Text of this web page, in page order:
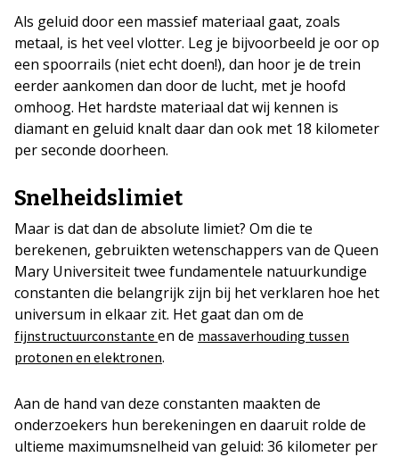
Als geluid door een massief materiaal gaat, zoals
metaal, is het veel vlotter. Leg je bijvoorbeeld je oor op
een spoorrails (niet echt doen!), dan hoor je de trein
eerder aankomen dan door de lucht, met je hoofd
omhoog. Het hardste materiaal dat wij kennen is
diamant en geluid knalt daar dan ook met 18 kilometer
per seconde doorheen.
Snelheidslimiet
Maar is dat dan de absolute limiet? Om die te
berekenen, gebruikten wetenschappers van de Queen
Mary Universiteit twee fundamentele natuurkundige
constanten die belangrijk zijn bij het verklaren hoe het
universum in elkaar zit. Het gaat dan om de
fijnstructuurconstante en de massaverhouding tussen
protonen en elektronen.
Aan de hand van deze constanten maakten de
onderzoekers hun berekeningen en daaruit rolde de
ultieme maximumsnelheid van geluid: 36 kilometer per